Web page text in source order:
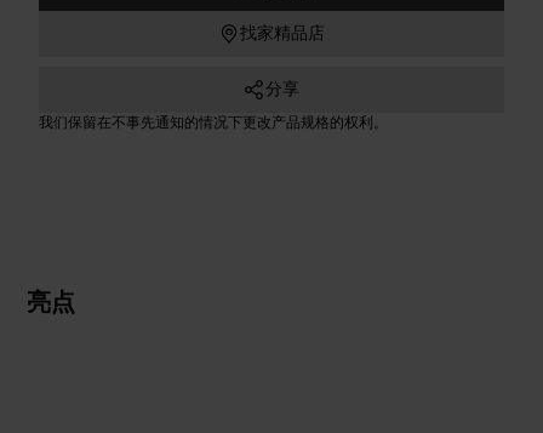
找家精品店
分享
我们保留在不事先通知的情况下更改产品规格的权利。
亮点